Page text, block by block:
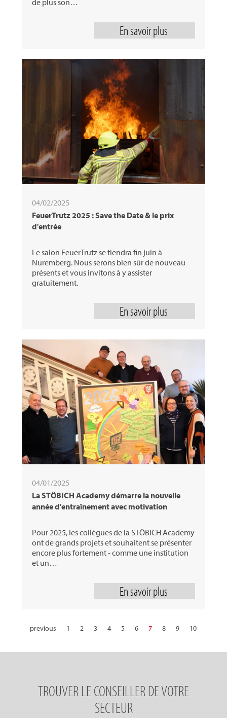
En savoir plus
04/02/2025
FeuerTrutz 2025 : Save the Date & le prix
d'entrée
Le salon FeuerTrutz se tiendra fin juin à
Nuremberg. Nous serons bien sûr de nouveau
présents et vous invitons à y assister
gratuitement.
En savoir plus
04/01/2025
La STÖBICH Academy démarre la nouvelle
année d'entraînement avec motivation
Pour 2025, les collègues de la STÖBICH Academy
ont de grands projets et souhaitent se présenter
encore plus fortement - comme une institution
et un…
En savoir plus
previous 1 2 3 4 5 6 7 8 9
10
TROUVER LE CONSEILLER DE VOTRE
SECTEUR